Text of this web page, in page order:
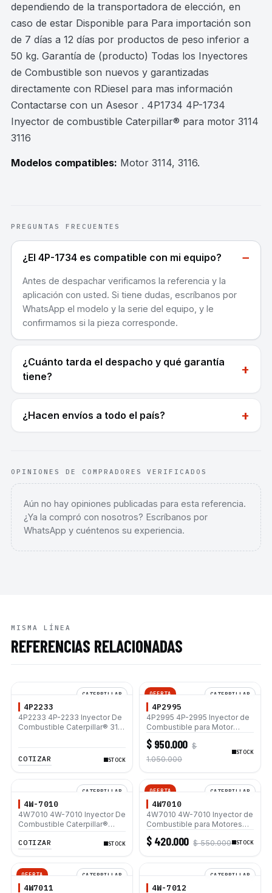
dependiendo de la transportadora de elección, en
caso de estar Disponible para Para importación son
de 7 días a 12 días por productos de peso inferior a
50 kg. Garantía de (producto) Todas los Inyectores
de Combustible son nuevos y garantizadas
directamente con RDiesel para mas información
Contactarse con un Asesor . 4P1734 4P-1734
Inyector de combustible Caterpillar® para motor 3114
3116
Modelos compatibles: Motor 3114, 3116.
PREGUNTAS FRECUENTES
¿El 4P-1734 es compatible con mi equipo? −
Antes de despachar verificamos la referencia y la
aplicación con usted. Si tiene dudas, escríbanos por
WhatsApp el modelo y la serie del equipo, y le
confirmamos si la pieza corresponde.
¿Cuánto tarda el despacho y qué garantía
tiene?
+
¿Hacen envíos a todo el país? +
OPINIONES DE COMPRADORES VERIFICADOS
Aún no hay opiniones publicadas para esta referencia.
¿Ya la compró con nosotros? Escríbanos por
WhatsApp y cuéntenos su experiencia.
MISMA LÍNEA
REFERENCIAS RELACIONADAS
CATERPILLAR
4P2233
4P2233 4P-2233 Inyector De
Combustible Caterpillar® 3116
COTIZAR STOCK
OFERTA CATERPILLAR
4P2995
4P2995 4P-2995 Inyector de
Combustible para Motor
Caterpillar 3116
$ 950.000 $
1.050.000
STOCK
CATERPILLAR
4W-7010
4W7010 4W-7010 Inyector De
Combustible Caterpillar®
COTIZAR
STOCK
OFERTA CATERPILLAR
4W7010
4W7010 4W-7010 Inyector de
Combustible para Motores
Caterpillar 3208 Excavadoras
225B 225 225D 229 231D
$ 420.000 $ 550.000 STOCK
OFERTA CATERPILLAR
4W7011
CATERPILLAR
4W-7012